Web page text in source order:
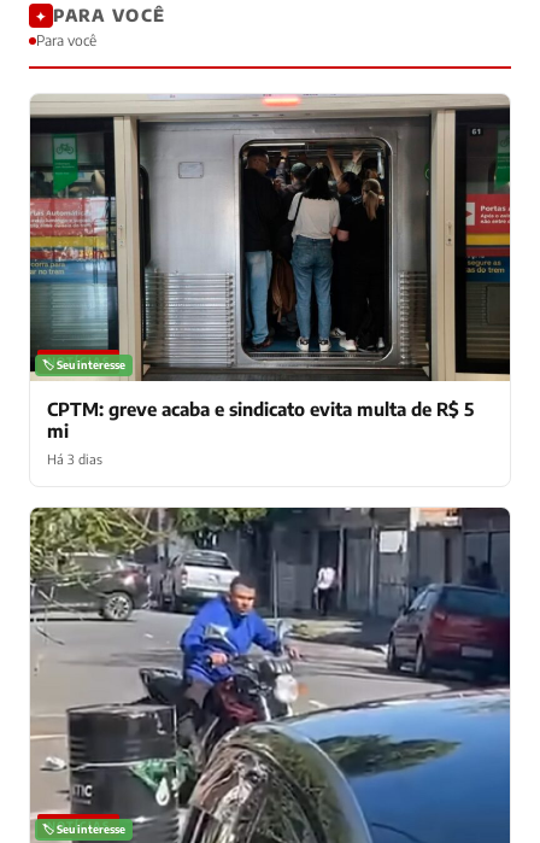
✦ PARA VOCÊ
Para você
NOTÍCIAS
🏷️ Seu interesse
CPTM: greve acaba e sindicato evita multa de R$ 5
mi
Há 3 dias
NOTÍCIAS
🏷️ Seu interesse